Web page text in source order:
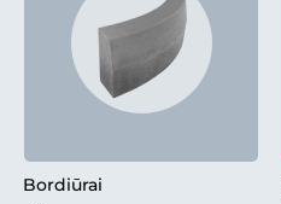
Bordiūrai